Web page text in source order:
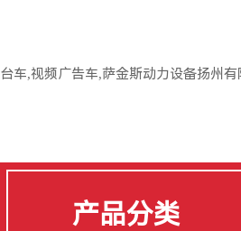
台车,视频广告车,萨金斯动力设备扬州有
产品分类